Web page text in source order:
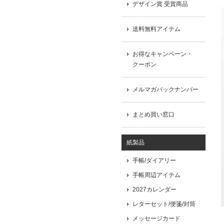
デザイン賞 受賞商品
送料無料アイテム
お得なキャンペーン・
クーポン
メルマガバックナンバー
まとめ買い窓口
紙製品
手帳/ダイアリー
手帳周辺アイテム
2027カレンダー
レターセット/便箋/封筒
メッセージカード